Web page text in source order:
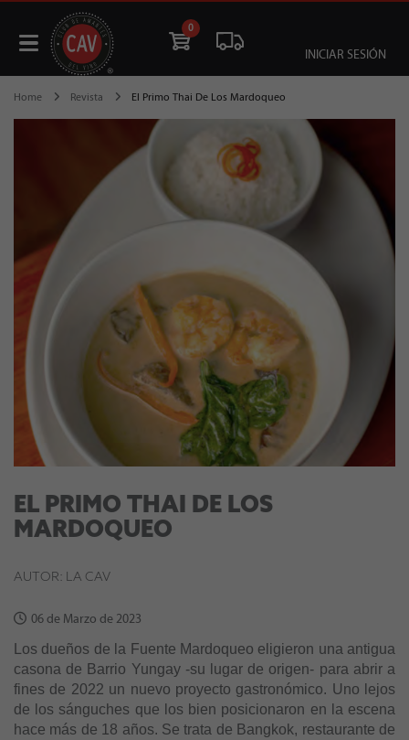
0
INICIAR SESIÓN
Home Revista El Primo Thai De Los Mardoqueo
EL PRIMO THAI DE LOS
MARDOQUEO
AUTOR: LA CAV
06 de Marzo de 2023
Los dueños de la Fuente Mardoqueo eligieron una antigua
casona de Barrio Yungay -su lugar de origen- para abrir a
fines de 2022 un nuevo proyecto gastronómico. Uno lejos
de los sánguches que los bien posicionaron en la escena
hace más de 18 años. Se trata de Bangkok, restaurante de